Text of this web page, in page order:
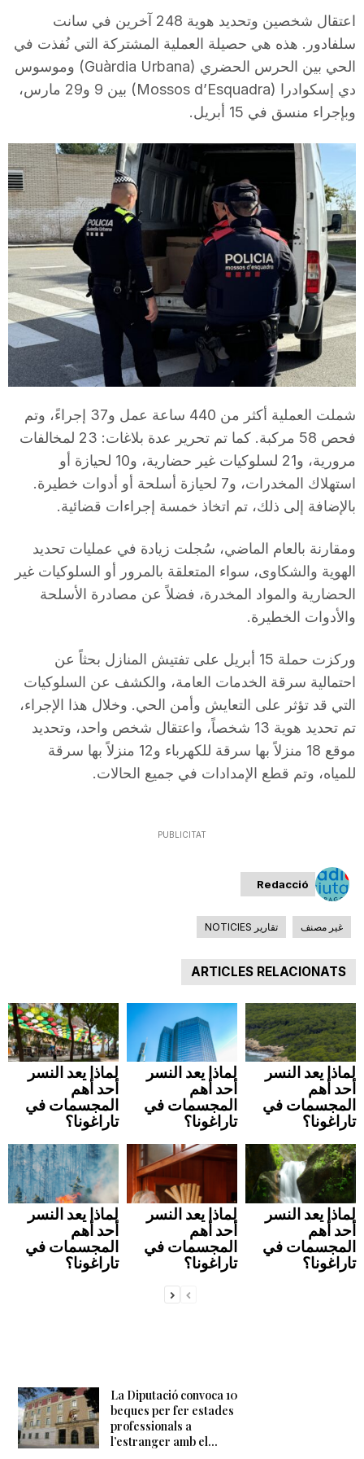
u
a
d
e
T
a
r
n
اعتقال شخصين وتحديد هوية 248 آخرين في سانت
سلفادور. هذه هي حصيلة العملية المشتركة التي نُفذت في
الحي بين الحرس الحضري (Guàrdia Urbana) وموسوس
دي إسكوادرا (Mossos d’Esquadra) بين 9 و29 مارس،
وبإجراء منسق في 15 أبريل.
شملت العملية أكثر من 440 ساعة عمل و37 إجراءً، وتم
فحص 58 مركبة. كما تم تحرير عدة بلاغات: 23 لمخالفات
مرورية، و21 لسلوكيات غير حضارية، و10 لحيازة أو
استهلاك المخدرات، و7 لحيازة أسلحة أو أدوات خطيرة.
بالإضافة إلى ذلك، تم اتخاذ خمسة إجراءات قضائية.
ومقارنة بالعام الماضي، سُجلت زيادة في عمليات تحديد
الهوية والشكاوى، سواء المتعلقة بالمرور أو السلوكيات غير
الحضارية والمواد المخدرة، فضلاً عن مصادرة الأسلحة
والأدوات الخطيرة.
وركزت حملة 15 أبريل على تفتيش المنازل بحثاً عن
احتمالية سرقة الخدمات العامة، والكشف عن السلوكيات
التي قد تؤثر على التعايش وأمن الحي. وخلال هذا الإجراء،
تم تحديد هوية 13 شخصاً، واعتقال شخص واحد، وتحديد
موقع 18 منزلاً بها سرقة للكهرباء و12 منزلاً بها سرقة
للمياه، وتم قطع الإمدادات في جميع الحالات.
PUBLICITAT
Redacció
غير مصنف تقارير NOTICIES
ARTICLES RELACIONATS
لماذا يعد النسر
أحد أهم
المجسمات في
تاراغونا؟
لماذا يعد النسر
أحد أهم
المجسمات في
تاراغونا؟
لماذا يعد النسر
أحد أهم
المجسمات في
تاراغونا؟
لماذا يعد النسر
أحد أهم
المجسمات في
تاراغونا؟
لماذا يعد النسر
أحد أهم
المجسمات في
تاراغونا؟
لماذا يعد النسر
أحد أهم
المجسمات في
تاراغونا؟